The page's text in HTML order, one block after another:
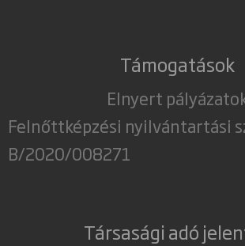
Támogatások
Elnyert
Felnőttképzési nyilvántartási
B/2020/008271
Társasági adó